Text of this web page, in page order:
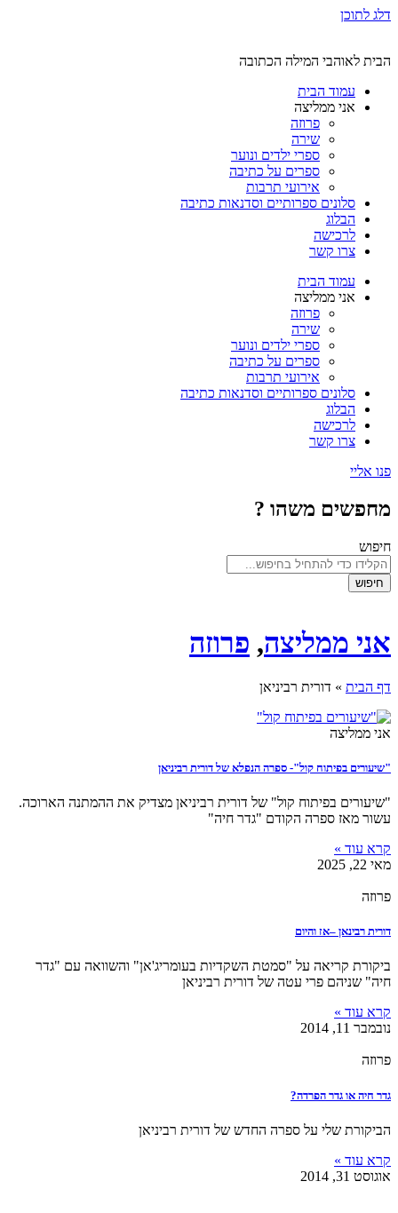
דלג לתוכן
הבית לאוהבי המילה הכתובה
עמוד הבית
אני ממליצה
פרוזה
שירה
ספרי ילדים ונוער
ספרים על כתיבה
אירועי תרבות
סלונים ספרותיים וסדנאות כתיבה
הבלוג
לרכישה
צרו קשר
עמוד הבית
אני ממליצה
פרוזה
שירה
ספרי ילדים ונוער
ספרים על כתיבה
אירועי תרבות
סלונים ספרותיים וסדנאות כתיבה
הבלוג
לרכישה
צרו קשר
פנו אליי
מחפשים משהו ?
חיפוש
חיפוש
אני ממליצה, פרוזה
דף הבית » דורית רביניאן
אני ממליצה
"שיעורים בפיתוח קול"- ספרה הנפלא של דורית רביניאן
"שיעורים בפיתוח קול" של דורית רביניאן מצדיק את ההמתנה הארוכה.
עשור מאז ספרה הקודם "גדר חיה"
קרא עוד »
מאי 22, 2025
פרוזה
דורית רבינאן –אז והיום
ביקורת קריאה על "סמטת השקדיות בעומריג'אן" והשוואה עם "גדר
חיה" שניהם פרי עטה של דורית רביניאן
קרא עוד »
נובמבר 11, 2014
פרוזה
גדר חיה או גדר הפרדה?
הביקורת שלי על ספרה החדש של דורית רביניאן
קרא עוד »
אוגוסט 31, 2014